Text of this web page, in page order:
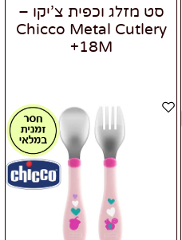
סט מזלג וכפית צ’יקו –
Chicco Metal Cutlery
+18M